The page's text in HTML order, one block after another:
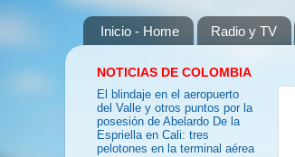
Inicio - Home Radio y TV
NOTICIAS DE COLOMBIA
El blindaje en el aeropuerto
del Valle y otros puntos por la
posesión de Abelardo De la
Espriella en Cali: tres
pelotones en la terminal aérea